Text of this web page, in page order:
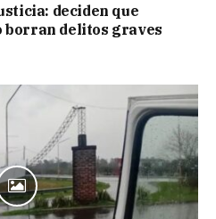
deciden que
borran delitos graves